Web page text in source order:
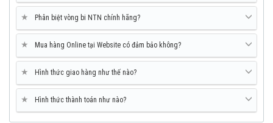
★ Phân biệt vòng bi NTN chính hãng?
★ Mua hàng Online tại Website có đảm bảo không?
★ Hình thức giao hàng như thế nào?
★ Hình thức thành toán như nào?